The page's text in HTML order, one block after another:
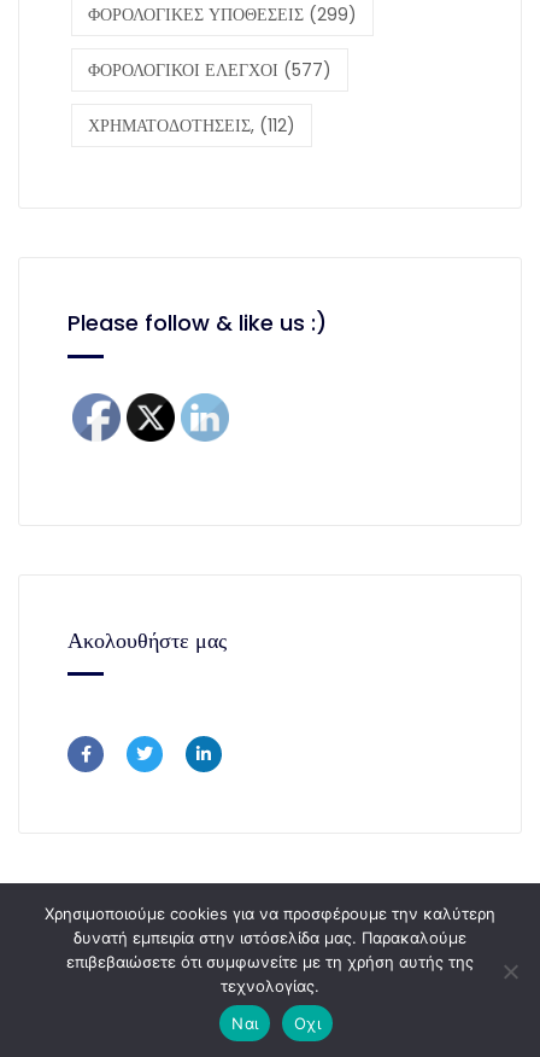
ΦΟΡΟΛΟΓΙΚΕΣ ΥΠΟΘΕΣΕΙΣ (299)
ΦΟΡΟΛΟΓΙΚΟΙ ΕΛΕΓΧΟΙ (577)
ΧΡΗΜΑΤΟΔΟΤΗΣΕΙΣ, (112)
Please follow & like us :)
Ακολουθήστε μας
Copyright © 365Consulting 2024.
Χρησιμοποιούμε cookies για να προσφέρουμε την καλύτερη
δυνατή εμπειρία στην ιστόσελίδα μας. Παρακαλούμε
επιβεβαιώσετε ότι συμφωνείτε με τη χρήση αυτής της
τεχνολογίας.
Ναι
Οχι